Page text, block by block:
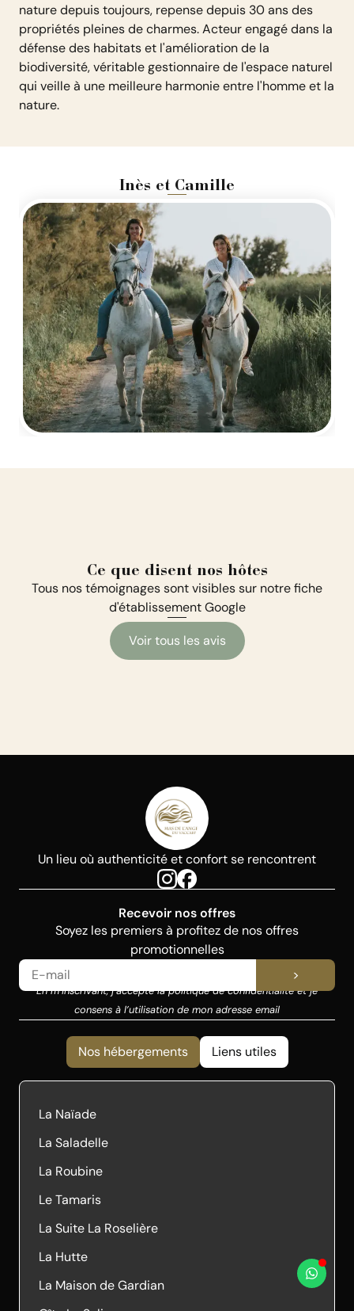
nature depuis toujours, repense depuis 30 ans des
propriétés pleines de charmes. Acteur engagé dans la
défense des habitats et l'amélioration de la
biodiversité, véritable gestionnaire de l'espace naturel
qui veille à une meilleure harmonie entre l'homme et la
nature.
Inès et Camille
Ce que disent nos hôtes
Tous nos témoignages sont visibles sur notre fiche
d'établissement Google
Voir tous les avis
Un lieu où authenticité et confort se rencontrent
Nos hébergements Liens utiles
La Naïade
La Saladelle
La Roubine
Le Tamaris
La Suite La Roselière
La Hutte
La Maison de Gardian
Recevoir nos offres
Soyez les premiers à profitez de nos offres
promotionnelles
>
En m’inscrivant, j’accepte la politique de confidentialité et je
consens à l’utilisation de mon adresse email